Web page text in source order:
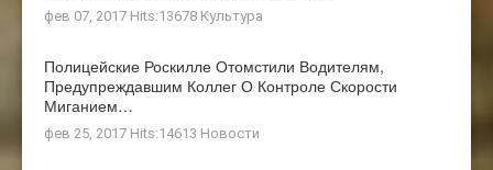
фев 07, 2017 Hits:13678 Культура
Полицейские Роскилле Отомстили Водителям,
Предупреждавшим Коллег О Контроле Скорости
Миганием…
фев 25, 2017 Hits:14613 Новости